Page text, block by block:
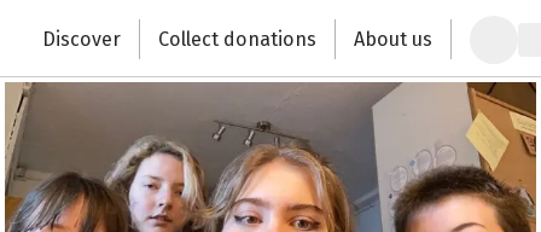
Change the world with your donation
Discover Collect donations About us